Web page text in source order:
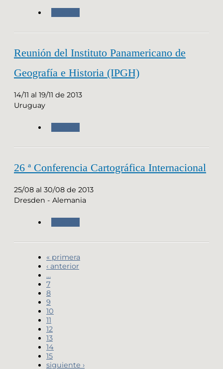
Reunión del Instituto Panamericano de
Geografía e Historia (IPGH)
14/11 al 19/11 de 2013
Uruguay
26 ª Conferencia Cartográfica Internacional
25/08 al 30/08 de 2013
Dresden - Alemania
« primera
‹ anterior
…
7
8
9
10
11
12
13
14
15
siguiente ›